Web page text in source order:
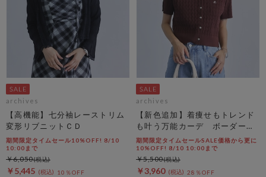
archives
【高機能】七分袖レーストリム
変形リブニットＣＤ
期間限定タイムセール10%OFF! 8/10
10:00まで
￥5,445 10％OFF
￥6,050
archives
【新色追加】着痩せもトレンド
も叶う万能カーデ ボーダーア
ソートハーフスリーブケーブル
ニットカーディガン
期間限定タイムセールSALE価格から更に
10%OFF! 8/10 10:00まで
￥3,960 28％OFF
￥5,500